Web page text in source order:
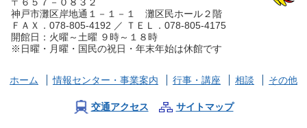
夏から秋にかけて、兵庫県芸術プレミアムデーが開催され、手話・
要約筆記付きのイベント案内が各種届いております。ぜひ、足を運
んでみてください。
2023（令和６）年度 手話通訳者養成講座を掲載しました。
神戸市灘区岸地通１－１－１ 灘区民ホール２階
ＦＡＸ．078-805-4192 ／ ＴＥＬ．078-805-4175
開館日：火曜～土曜 ９時～１８時
※日曜・月曜・国民の祝日・年末年始は休館です
ホーム 情報センター ・事業案内 行事・講座 相談 その他
交通アクセス サイトマップ